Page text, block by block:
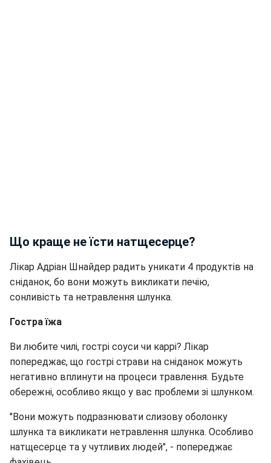
Що краще не їсти натщесерце?
Лікар Адріан Шнайдер радить уникати 4 продуктів на
сніданок, бо вони можуть викликати печію,
сонливість та нетравлення шлунка.
Гостра їжа
Ви любите чилі, гострі соуси чи каррі? Лікар
попереджає, що гострі страви на сніданок можуть
негативно вплинути на процеси травлення. Будьте
обережні, особливо якщо у вас проблеми зі шлунком.
"Вони можуть подразнювати слизову оболонку
шлунка та викликати нетравлення шлунка. Особливо
натщесерце та у чутливих людей", - попереджає